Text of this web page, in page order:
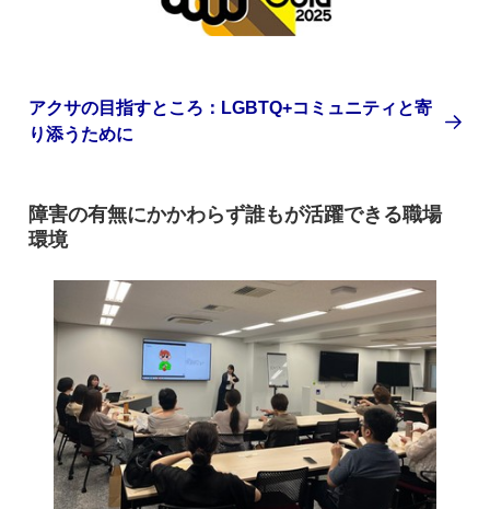
アクサの目指すところ：LGBTQ+コミュニティと寄
り添うために
障害の有無にかかわらず誰もが活躍できる職場
環境